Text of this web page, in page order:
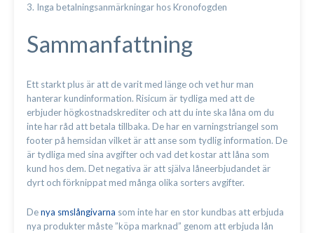
3. Inga betalningsanmärkningar hos Kronofogden
Sammanfattning
Ett starkt plus är att de varit med länge och vet hur man
hanterar kundinformation. Risicum är tydliga med att de
erbjuder högkostnadskrediter och att du inte ska låna om du
inte har råd att betala tillbaka. De har en varningstriangel som
footer på hemsidan vilket är att anse som tydlig information. De
är tydliga med sina avgifter och vad det kostar att låna som
kund hos dem. Det negativa är att själva låneerbjudandet är
dyrt och förknippat med många olika sorters avgifter.
Denya smslångivarna som inte har en stor kundbas att erbjuda
nya produkter måste ”köpa marknad” genom att erbjuda lån